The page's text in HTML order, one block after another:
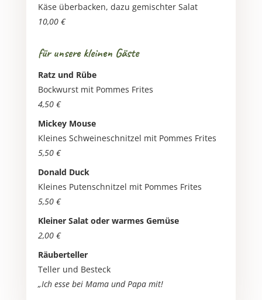
Käse überbacken, dazu gemischter Salat
10,00 €
für unsere kleinen Gäste
Ratz und Rübe
Bockwurst mit Pommes Frites
4,50 €
Mickey Mouse
Kleines Schweineschnitzel mit Pommes Frites
5,50 €
Donald Duck
Kleines Putenschnitzel mit Pommes Frites
5,50 €
Kleiner Salat oder warmes Gemüse
2,00 €
Räuberteller
Teller und Besteck
„Ich esse bei Mama und Papa mit!